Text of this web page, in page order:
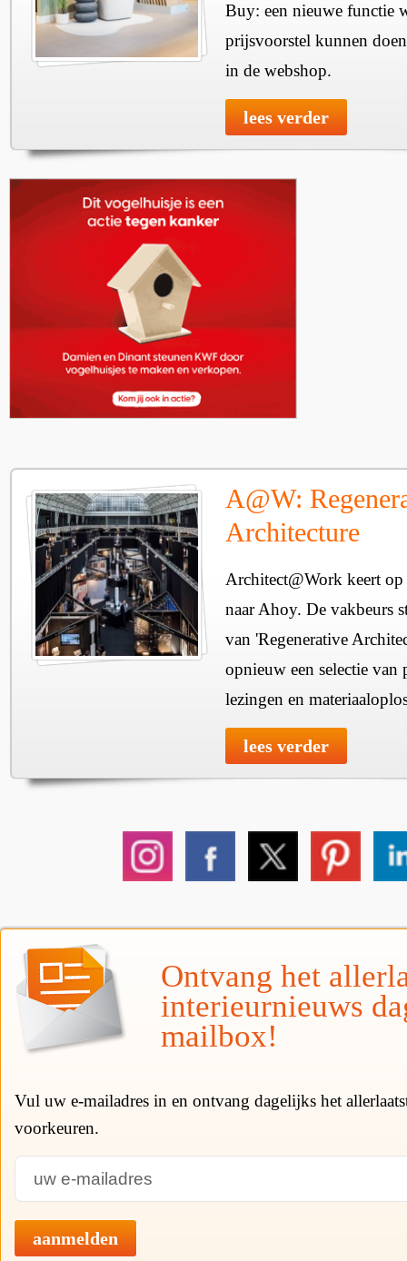
Buy: een nieuwe functie
prijsvoorstel kunnen
in de webshop.
lees verder
A@W:
Architecture
Architect@Work keert
naar Ahoy. De vakbeurs
van 'Regenerative
opnieuw een selectie van
lezingen en
lees verder
Ontvang het
interieurnieuws
mailbox!
Vul uw e-mailadres in en ontvang dagelijks het
voorkeuren.
aanmelden